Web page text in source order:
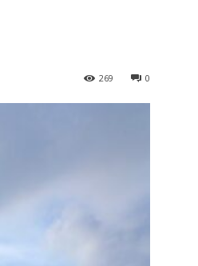
0
269